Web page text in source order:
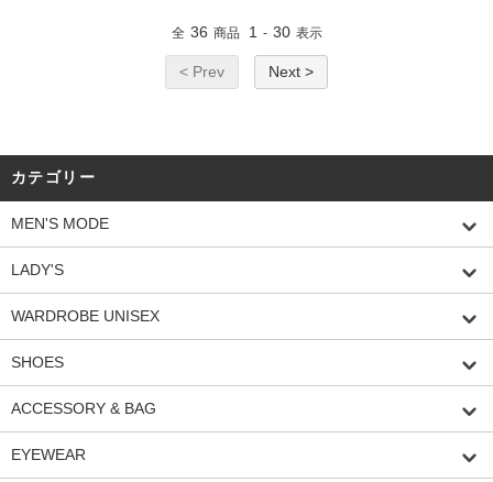
全 36 商品 1 - 30 表示
< Prev Next >
カテゴリー
MEN'S MODE
LADY'S
WARDROBE UNISEX
SHOES
ACCESSORY & BAG
EYEWEAR